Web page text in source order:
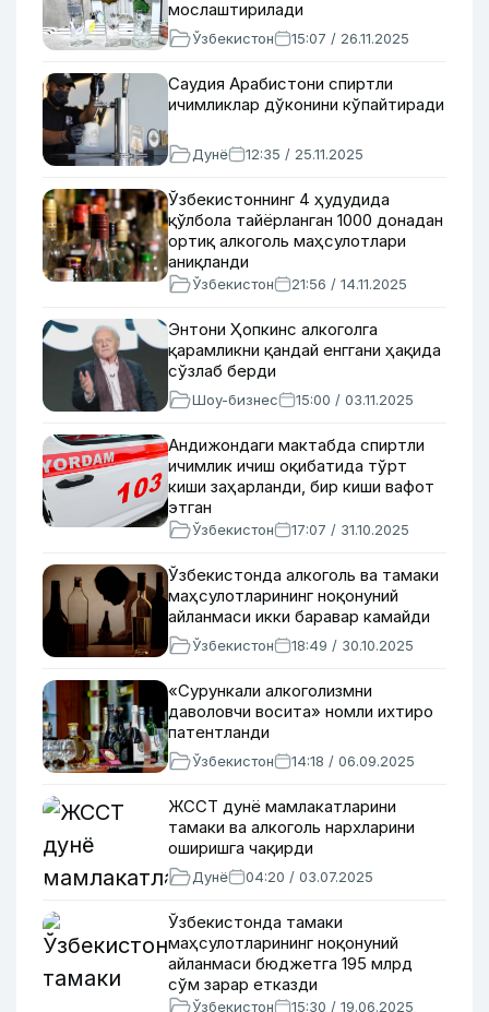
мослаштирилади
Ўзбекистон 15:07 / 26.11.2025
Саудия Арабистони спиртли
ичимликлар дўконини кўпайтиради
Дунё 12:35 / 25.11.2025
Ўзбекистоннинг 4 ҳудудида
қўлбола тайёрланган 1000 донадан
ортиқ алкоголь маҳсулотлари
аниқланди
Ўзбекистон 21:56 / 14.11.2025
Энтони Ҳопкинс алкоголга
қарамликни қандай енггани ҳақида
сўзлаб берди
Шоу-бизнес 15:00 / 03.11.2025
Андижондаги мактабда спиртли
ичимлик ичиш оқибатида тўрт
киши заҳарланди, бир киши вафот
этган
Ўзбекистон 17:07 / 31.10.2025
Ўзбекистонда алкоголь ва тамаки
маҳсулотларининг ноқонуний
айланмаси икки баравар камайди
Ўзбекистон 18:49 / 30.10.2025
«Сурункали алкоголизмни
даволовчи восита» номли ихтиро
патентланди
Ўзбекистон 14:18 / 06.09.2025
ЖССТ дунё мамлакатларини
тамаки ва алкоголь нархларини
оширишга чақирди
Дунё 04:20 / 03.07.2025
Ўзбекистонда тамаки
маҳсулотларининг ноқонуний
айланмаси бюджетга 195 млрд
сўм зарар етказди
Ўзбекистон 15:30 / 19.06.2025